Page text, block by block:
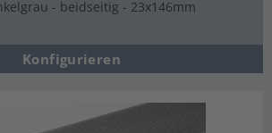
- beidseitig - 23x146mm
Konfigurieren